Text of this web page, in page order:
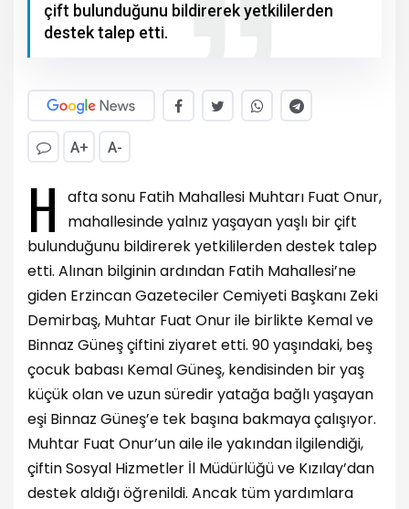
çift bulunduğunu bildirerek yetkililerden
destek talep etti.
A+ A-
H
afta sonu Fatih Mahallesi Muhtarı Fuat Onur,
mahallesinde yalnız yaşayan yaşlı bir çift
bulunduğunu bildirerek yetkililerden destek talep
etti. Alınan bilginin ardından Fatih Mahallesi’ne
giden Erzincan Gazeteciler Cemiyeti Başkanı Zeki
Demirbaş, Muhtar Fuat Onur ile birlikte Kemal ve
Binnaz Güneş çiftini ziyaret etti. 90 yaşındaki, beş
çocuk babası Kemal Güneş, kendisinden bir yaş
küçük olan ve uzun süredir yatağa bağlı yaşayan
eşi Binnaz Güneş’e tek başına bakmaya çalışıyor.
Muhtar Fuat Onur’un aile ile yakından ilgilendiği,
çiftin Sosyal Hizmetler İl Müdürlüğü ve Kızılay’dan
destek aldığı öğrenildi. Ancak tüm yardımlara